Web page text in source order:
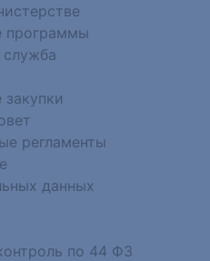
программы
служба
регламенты
данных
по 44 ФЗ